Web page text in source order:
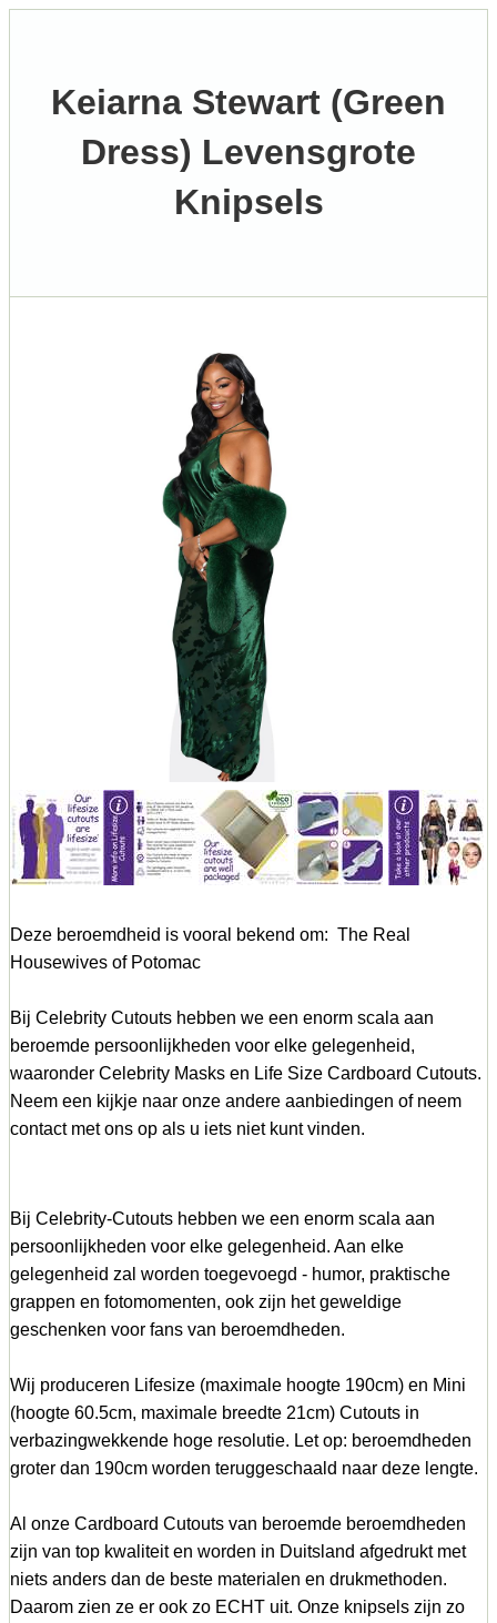
Keiarna Stewart (Green
Dress) Levensgrote
Knipsels
Deze beroemdheid is vooral bekend om: The Real
Housewives of Potomac
Bij Celebrity Cutouts hebben we een enorm scala aan
beroemde persoonlijkheden voor elke gelegenheid,
waaronder Celebrity Masks en Life Size Cardboard Cutouts.
Neem een kijkje naar onze andere aanbiedingen of neem
contact met ons op als u iets niet kunt vinden.
Bij Celebrity-Cutouts hebben we een enorm scala aan
persoonlijkheden voor elke gelegenheid. Aan elke
gelegenheid zal worden toegevoegd - humor, praktische
grappen en fotomomenten, ook zijn het geweldige
geschenken voor fans van beroemdheden.
Wij produceren Lifesize (maximale hoogte 190cm) en Mini
(hoogte 60.5cm, maximale breedte 21cm) Cutouts in
verbazingwekkende hoge resolutie. Let op: beroemdheden
groter dan 190cm worden teruggeschaald naar deze lengte.
Al onze Cardboard Cutouts van beroemde beroemdheden
zijn van top kwaliteit en worden in Duitsland afgedrukt met
niets anders dan de beste materialen en drukmethoden.
Daarom zien ze er ook zo ECHT uit. Onze knipsels zijn zo